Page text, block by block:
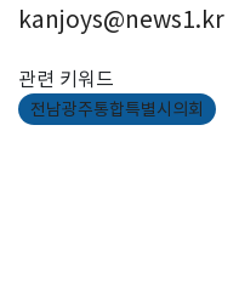
kanjoys@news1.kr
관련 키워드
전남광주통합특별시의회